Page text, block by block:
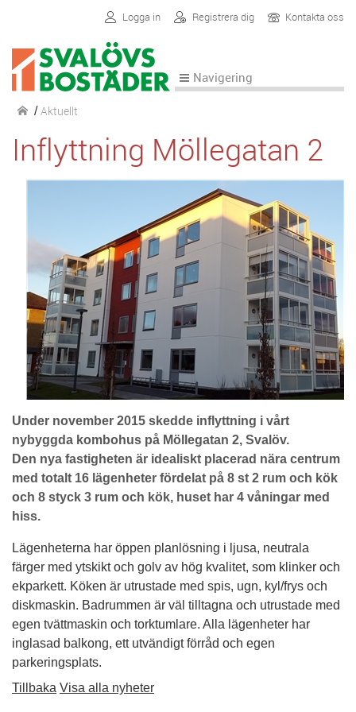
Logga in Registrera dig Kontakta oss
Navigering
/ Aktuellt
Inflyttning Möllegatan 2
Under november 2015 skedde inflyttning i vårt
nybyggda kombohus på Möllegatan 2, Svalöv.
Den nya fastigheten är idealiskt placerad nära centrum
med totalt 16 lägenheter fördelat på 8 st 2 rum och kök
och 8 styck 3 rum och kök, huset har 4 våningar med
hiss.
Lägenheterna har öppen planlösning i ljusa, neutrala
färger med ytskikt och golv av hög kvalitet, som klinker och
ekparkett. Köken är utrustade med spis, ugn, kyl/frys och
diskmaskin. Badrummen är väl tilltagna och utrustade med
egen tvättmaskin och torktumlare. Alla lägenheter har
inglasad balkong, ett utvändigt förråd och egen
parkeringsplats.
Tillbaka Visa alla nyheter